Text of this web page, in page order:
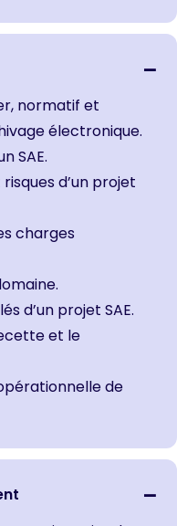
normatif et
électronique.
SAE.
d’un projet
charges
d’un projet SAE.
et le
de